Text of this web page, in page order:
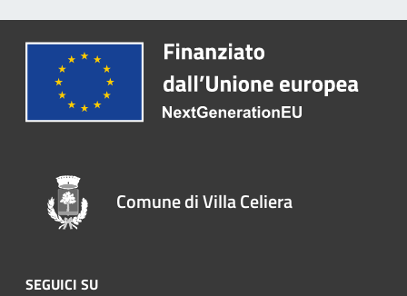
Comune di Villa Celiera
SEGUICI SU